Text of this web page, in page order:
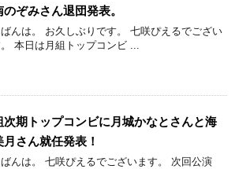
のぞみさん退団発表。
んは。 お久しぶりです。 七咲ぴえるでござい
。 本日は月組トップコンビ ...
次期トップコンビに月城かなとさんと海
月さん就任発表！
んは。 七咲ぴえるでございます。 次回公演